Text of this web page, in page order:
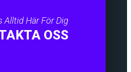
Alltid Här För Dig
OSS